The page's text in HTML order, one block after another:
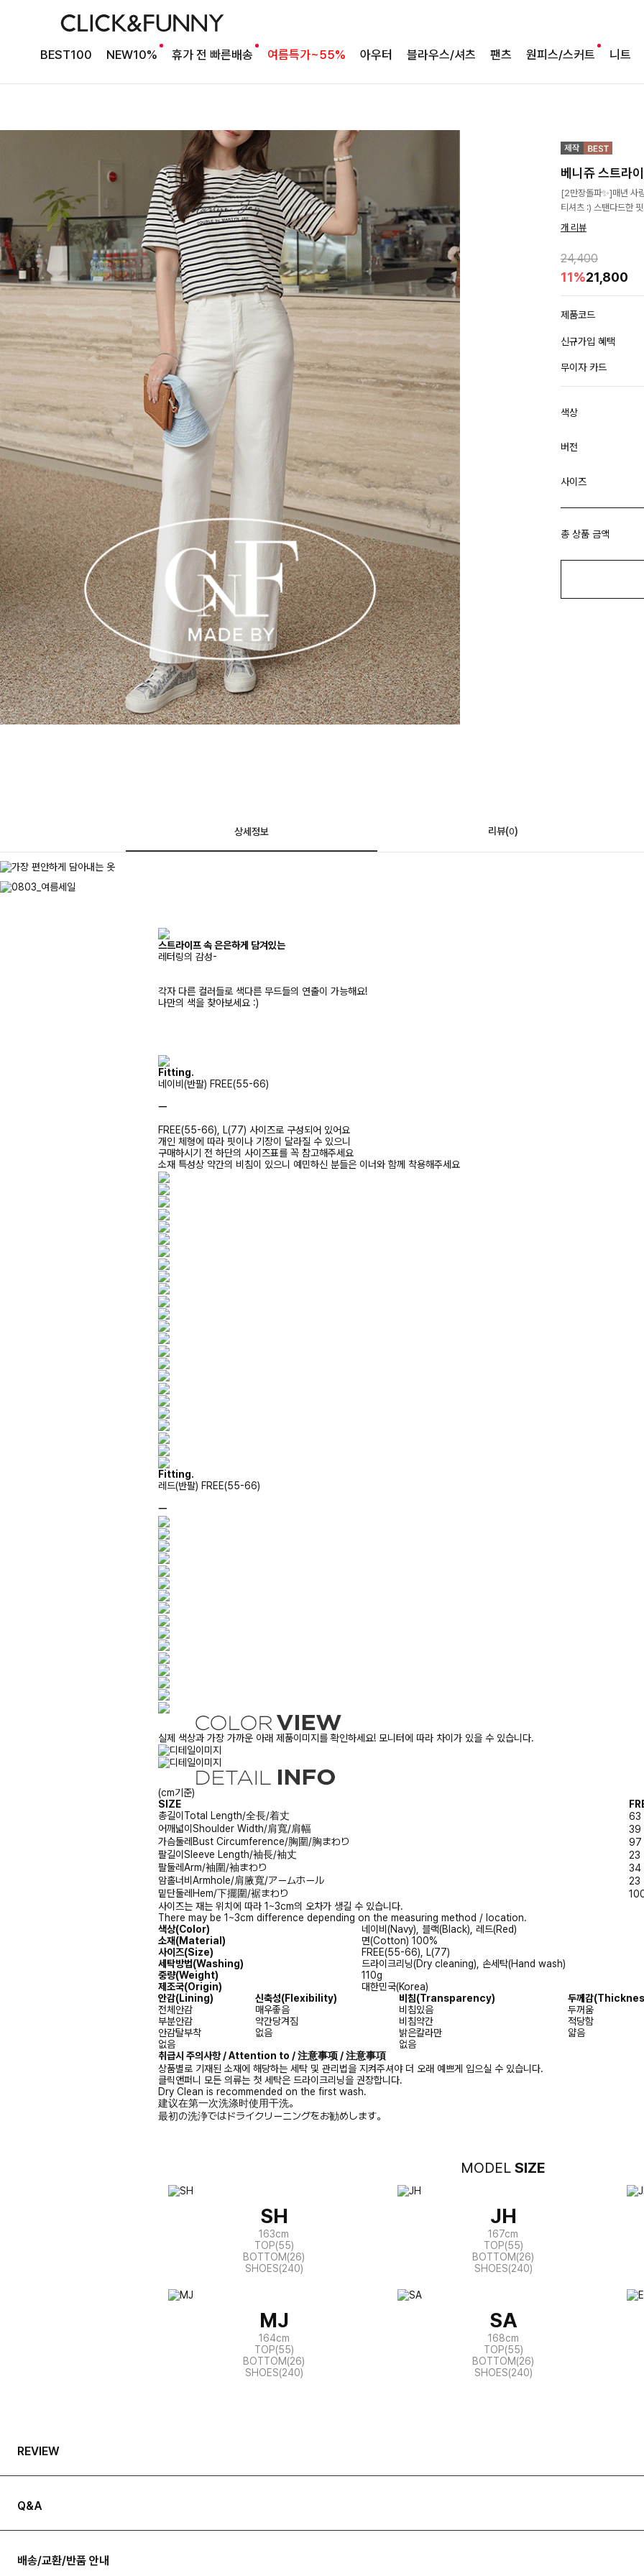
BEST100 NEW10% 휴가 전 빠른배송 여름특가~55% 아우터 블라우스/셔츠 팬츠 원피스/스커트 니트
베니쥬 스트라
[2만장돌파✨]매년 사
티셔츠 :) 스탠다드한
개 리뷰
24,400
11%21,800
제품코드
신규가입 혜택
무이자 카드
색상
버전
사이즈
총 상품 금액
상세정보 리뷰(0)
스트라이프 속 은은하게 담겨있는
레터링의 감성-
각자 다른 컬러들로 색다른 무드들의 연출이 가능해요!
나만의 색을 찾아보세요 :)
Fitting.
네이비(반팔) FREE(55-66)
ㅡ
FREE(55-66), L(77) 사이즈로 구성되어 있어요
개인 체형에 따라 핏이나 기장이 달라질 수 있으니
구매하시기 전 하단의 사이즈표를 꼭 참고해주세요
소재 특성상 약간의 비침이 있으니 예민하신 분들은 이너와 함께 착용해주세요
Fitting.
레드(반팔) FREE(55-66)
ㅡ
실제 색상과 가장 가까운 아래 제품이미지를 확인하세요! 모니터에 따라 차이가 있을 수 있습니다.
(cm기준)
SIZE
총길이 Total Length/全長/着丈
63
어깨넓이 Shoulder Width/肩寬/肩幅
39
가슴둘레 Bust Circumference/胸圍/胸まわり
97
팔길이 Sleeve Length/袖長/袖丈
23
팔둘레Arm/袖圍/袖まわり
34
암홀너비 Armhole/肩腋寬/アームホール
23
밑단둘레 Hem/下擺圍/裾まわり
사이즈는 재는 위치에 따라 1~3cm의 오차가 생길 수 있습니다.
There may be 1~3cm difference depending on the measuring method / location.
색상(Color)
네이비(Navy), 블랙(Black), 레드(Red)
소재(Material)
면(Cotton) 100%
사이즈(Size)
FREE(55-66), L(77)
세탁방법(Washing)
드라이크리닝(Dry cleaning), 손세탁(Hand wash)
중량(Weight)
110g
제조국(Origin)
대한민국(Korea)
안감(Lining)
신축성(Flexibility) 비침(Transparency)
두께감
전체안감
매우좋음 비침있음
두꺼움
부분안감
약간당겨짐 비침약간
적당함
안감탈부착
없음 밝은칼라만
얇음
없음
없음
취급시 주의사항 / Attention to / 注意事项 / 注意事項
상품별로 기재된 소재에 해당하는 세탁 및 관리법을 지켜주셔야 더 오래 예쁘게 입으실 수 있습니다.
클릭앤퍼니 모든 의류는 첫 세탁은 드라이크리닝을 권장합니다.
Dry Clean is recommended on the first wash.
建议在第一次洗涤时使用干洗。
最初の洗浄ではドライクリーニングをお勧めします。
MODEL SIZE
SH
163cm
TOP(55)
BOTTOM(26)
SHOES(240)
JH
167cm
TOP(55)
BOTTOM(26)
SHOES(240)
MJ
164cm
TOP(55)
BOTTOM(26)
SHOES(240)
SA
168cm
TOP(55)
BOTTOM(26)
SHOES(240)
REVIEW
Q&A
배송/교환/반품 안내